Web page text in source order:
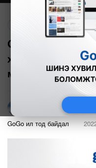
GoGo.mn ISO,
хэрэгжүүлсэн
мэдээллийн
Г.Тэгшсүрэн
GoGo ил тод байдал